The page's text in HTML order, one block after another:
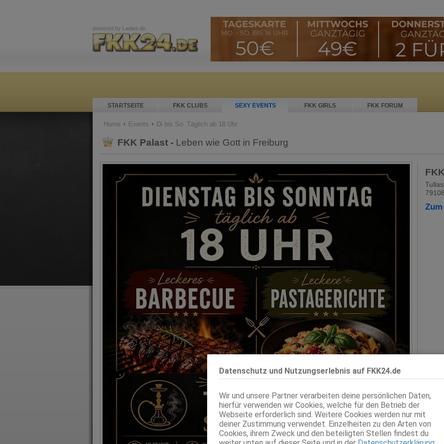
Datenschutz und Nutzungserlebnis auf FKK24.de
Wir und unsere Partner verarbeiten deine persönlichen Daten,
hierfür verwenden wir Cookies, welche für den Betrieb der
Webseite erforderlich sind. Weitere Cookies werden nur mit
deiner Zustimmung verwendet. Einzelheiten zu den Arten von
Cookies, ihrem Zweck und den beteiligten Stellen findest du
powered by Ladies.de
STARTSEITE FKK CLUBS SEXY EVENTS FKK GIRLS FKK FORUM
Home Events Di bis So: Täglich ab 18 Uhr
FKK Palast - Leben wie Gott in Freiburg